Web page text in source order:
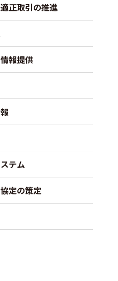
正取引の推進
報提供
テム
定の策定